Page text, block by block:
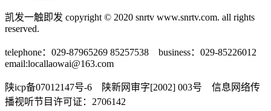
凯发一触即发 copyright © 2020 snrtv www.snrtv.com. all rights
reserved.
telephone：029-87965269 85257538 business：029-85226012
email:locallaowai@163.com
陕icp备07012147号-6 陕新网审字[2002] 003号 信息网络传
播视听节目许可证：2706142